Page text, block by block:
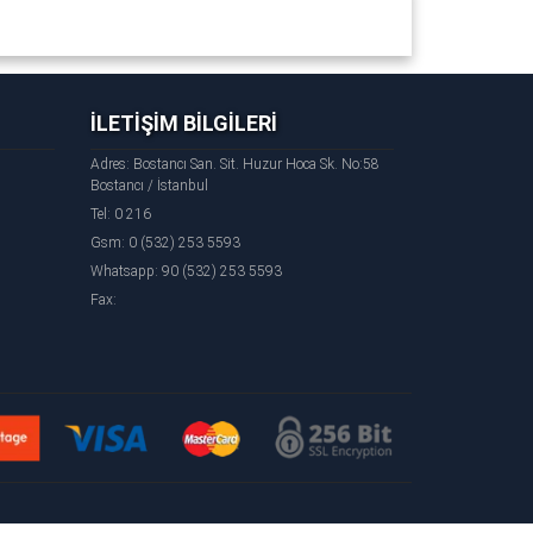
- Skoda Yeti Yedek Parça - Skoda Roomster
Parça
İLETİŞİM BİLGİLERİ
Adres: Bostancı San. Sit. Huzur Hoca Sk. No:58
Bostancı / İstanbul
Tel: 0 216
Gsm: 0 (532) 253 5593
Whatsapp: 90 (532) 253 5593
Fax: